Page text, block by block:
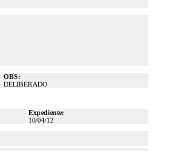
OBS:
DELIBERADO
Expediente:
10/04/12